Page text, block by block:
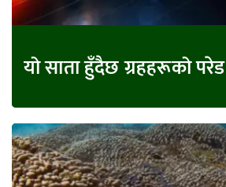
यो साता हुँदैछ ग्रहहरूको परेड